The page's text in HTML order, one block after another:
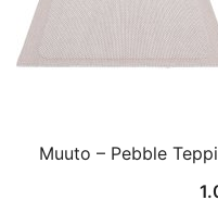
Muuto – Pebble